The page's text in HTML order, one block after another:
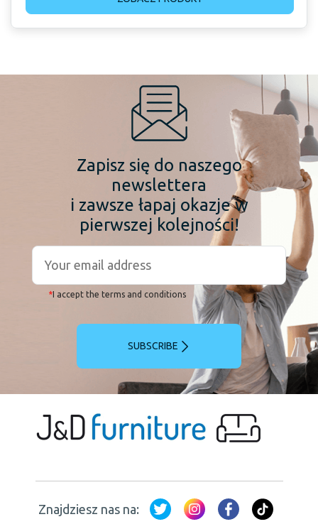
Zapisz się do naszego
newslettera
i zawsze łapaj okazje w
pierwszej kolejności!
*I accept the terms and conditions
SUBSCRIBE
Znajdziesz nas na: